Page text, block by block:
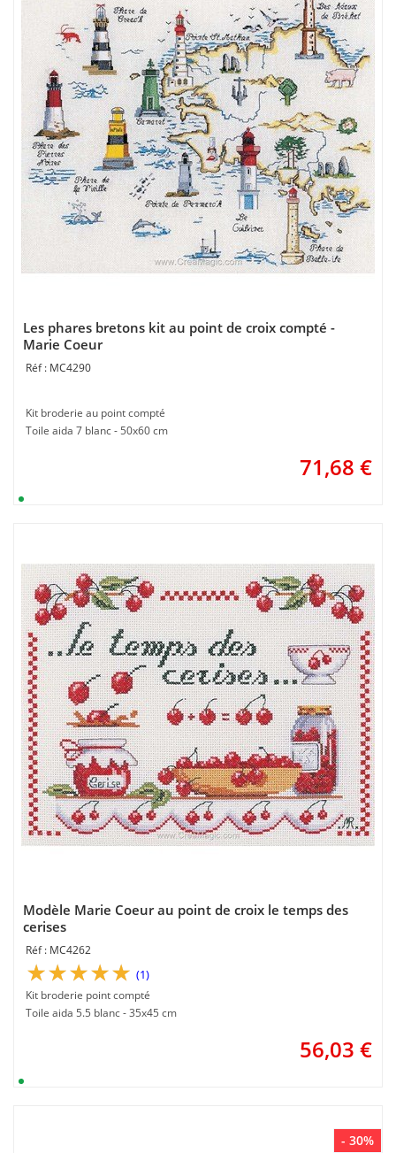
Les phares bretons kit au point de croix compté -
Marie Coeur
MC4290
Kit broderie au point compté
Toile aida 7 blanc - 50x60 cm
71,68 €
Modèle Marie Coeur au point de croix le temps des
cerises
MC4262
(1)
Kit broderie point compté
Toile aida 5.5 blanc - 35x45 cm
56,03 €
- 30%